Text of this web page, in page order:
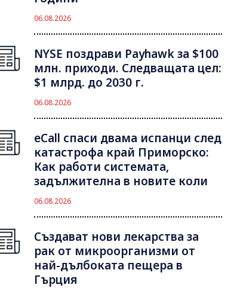
06.08.2026
NYSE поздрави Payhawk за $100
млн. приходи. Следващата цел:
$1 млрд. до 2030 г.
06.08.2026
eCall спаси двама испанци след
катастрофа край Приморско:
Как работи системата,
задължителна в новите коли
06.08.2026
Създават нови лекарства за
рак от микроорганизми от
най-дълбоката пещера в
Гърция